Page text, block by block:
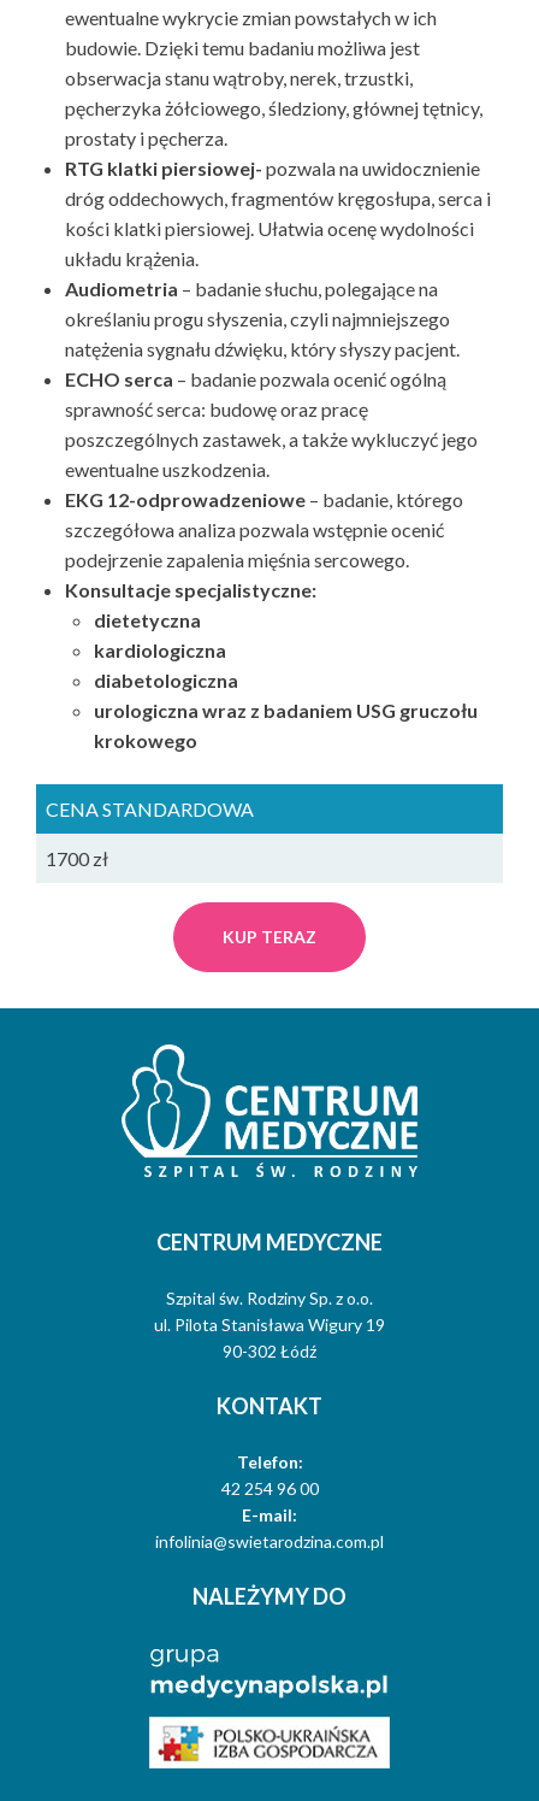
ewentualne wykrycie zmian powstałych w ich
budowie. Dzięki temu badaniu możliwa jest
obserwacja stanu wątroby, nerek, trzustki,
pęcherzyka żółciowego, śledziony, głównej tętnicy,
prostaty i pęcherza.
RTG klatki piersiowej- pozwala na uwidocznienie
dróg oddechowych, fragmentów kręgosłupa, serca i
kości klatki piersiowej. Ułatwia ocenę wydolności
układu krążenia.
Audiometria – badanie słuchu, polegające na
określaniu progu słyszenia, czyli najmniejszego
natężenia sygnału dźwięku, który słyszy pacjent.
ECHO serca – badanie pozwala ocenić ogólną
sprawność serca: budowę oraz pracę
poszczególnych zastawek, a także wykluczyć jego
ewentualne uszkodzenia.
EKG 12-odprowadzeniowe – badanie, którego
szczegółowa analiza pozwala wstępnie ocenić
podejrzenie zapalenia mięśnia sercowego.
Konsultacje specjalistyczne:
dietetyczna
kardiologiczna
diabetologiczna
urologiczna wraz z badaniem USG gruczołu
krokowego
CENA STANDARDOWA
1700 zł
KUP TERAZ
CENTRUM MEDYCZNE
Szpital św. Rodziny Sp. z o.o.
ul. Pilota Stanisława Wigury 19
90-302 Łódź
KONTAKT
Telefon:
42 254 96 00
E-mail:
infolinia@swietarodzina.com.pl
NALEŻYMY DO